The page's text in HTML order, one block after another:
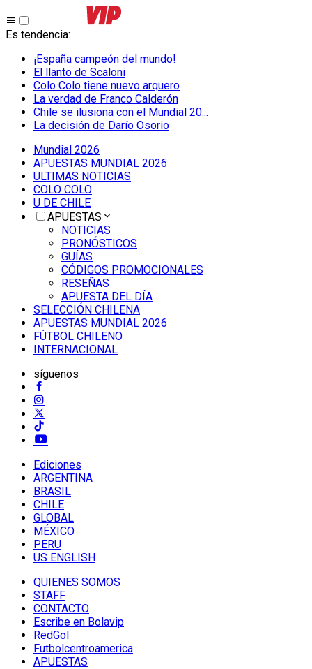
Es tendencia:
¡España campeón del mundo!
El llanto de Scaloni
Colo Colo tiene nuevo arquero
La verdad de Franco Calderón
Chile se ilusiona con el Mundial 20...
La decisión de Darío Osorio
Mundial 2026
APUESTAS MUNDIAL 2026
ULTIMAS NOTICIAS
COLO COLO
U DE CHILE
APUESTAS
NOTICIAS
PRONÓSTICOS
GUÍAS
CÓDIGOS PROMOCIONALES
RESEÑAS
APUESTA DEL DÍA
SELECCIÓN CHILENA
APUESTAS MUNDIAL 2026
FÚTBOL CHILENO
INTERNACIONAL
síguenos
Ediciones
ARGENTINA
BRASIL
CHILE
GLOBAL
MÉXICO
PERU
US ENGLISH
QUIENES SOMOS
STAFF
CONTACTO
Escribe en Bolavip
RedGol
Futbolcentroamerica
APUESTAS